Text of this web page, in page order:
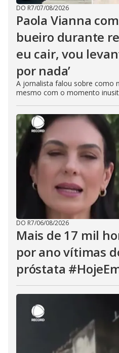
DO R7/07/08/2026
Paola Vianna
bueiro durante
eu cair, vou
por nada’
A jornalista falou sobre como
mesmo com o momento
DO R7/06/08/2026
Mais de 17 mil
por ano vítimas
próstata